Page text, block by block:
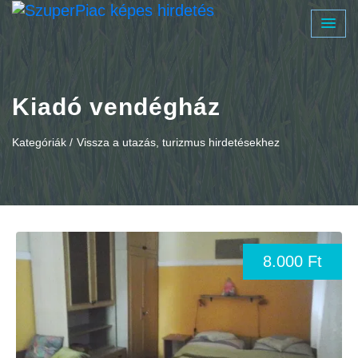
Kiadó vendégház
Kategóriák / Vissza a utazás, turizmus hirdetésekhez
8.000 Ft